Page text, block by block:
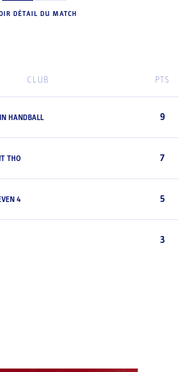
DÉTAIL DU MATCH
CLUB PTS
HANDBALL 9
THO 7
4 5
3